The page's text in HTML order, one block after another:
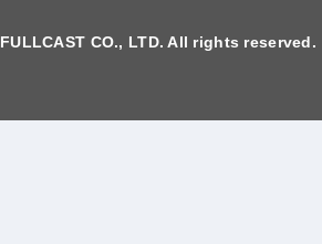
FULLCAST CO., LTD. All rights reserved.